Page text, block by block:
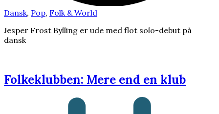
Dansk, Pop, Folk & World
Jesper Frost Bylling er ude med flot solo-debut på
dansk
Folkeklubben: Mere end en klub